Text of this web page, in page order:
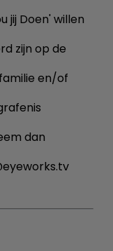
jij Doen' willen
zijn op de
en/of
dan